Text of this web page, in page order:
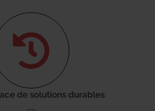
de solutions durables